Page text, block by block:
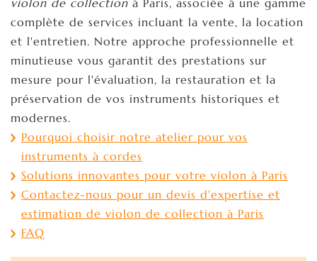
complète de services incluant la vente, la location
et l'entretien. Notre approche professionnelle et
minutieuse vous garantit des prestations sur
mesure pour l'évaluation, la restauration et la
préservation de vos instruments historiques et
modernes.
Pourquoi choisir notre atelier pour vos
instruments à cordes
Solutions innovantes pour votre violon à Paris
Contactez-nous pour un devis d'expertise et
estimation de violon de collection à Paris
FAQ